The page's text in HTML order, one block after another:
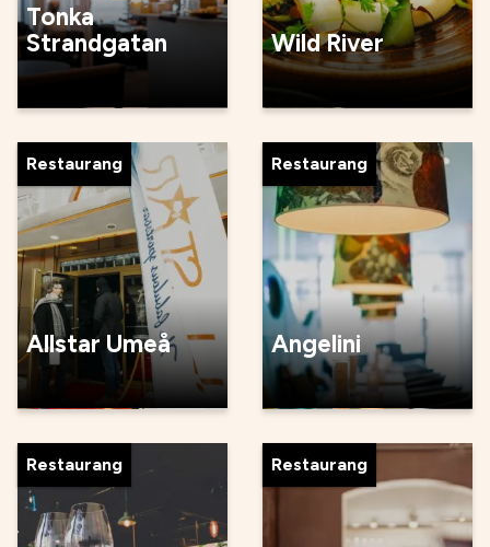
Tonka
Strandgatan
Wild River
Restaurang
Allstar Umeå
Restaurang
Angelini
Restaurang Restaurang